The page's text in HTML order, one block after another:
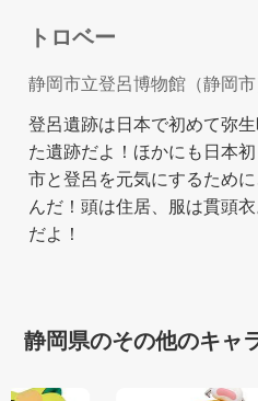
トロベー
静岡市立登呂博物館（静岡市
登呂遺跡は日本で初めて弥
た遺跡だよ！ほかにも日本
市と登呂を元気にするため
んだ！頭は住居、服は貫頭
だよ！
静岡県のその他のキャ